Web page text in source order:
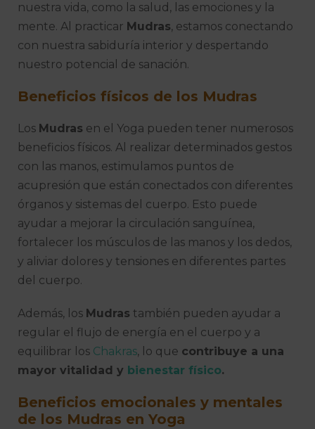
nuestra vida, como la salud, las emociones y la
mente. Al practicar Mudras, estamos conectando
con nuestra sabiduría interior y despertando
nuestro potencial de sanación.
Beneficios físicos de los Mudras
Los Mudras en el Yoga pueden tener numerosos
beneficios físicos. Al realizar determinados gestos
con las manos, estimulamos puntos de
acupresión que están conectados con diferentes
órganos y sistemas del cuerpo. Esto puede
ayudar a mejorar la circulación sanguínea,
fortalecer los músculos de las manos y los dedos,
y aliviar dolores y tensiones en diferentes partes
del cuerpo.
Además, los Mudras también pueden ayudar a
regular el flujo de energía en el cuerpo y a
equilibrar los Chakras, lo que contribuye a una
mayor vitalidad y bienestar físico.
Beneficios emocionales y mentales
de los Mudras en Yoga